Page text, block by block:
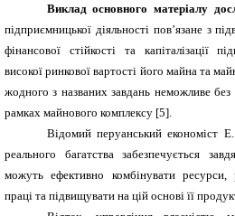
Виклад основного матеріалу
підприємницької діяльності пов’язане з
фінансової стійкості та капіталізації
високої ринкової вартості його майна та
жодного з названих завдань неможливе
рамках майнового комплексу [5].
Відомий перуанський економіст
реального багатства забезпечується
можуть ефективно комбінувати ресурси,
праці та підвищувати на цій основі її